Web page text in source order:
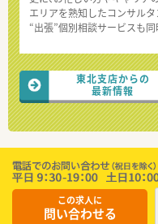
エリアを熟知したコンサルタ
“出張”個別相談サービスも同
東北支店からの
最新情報
この求人に
問い合わせる